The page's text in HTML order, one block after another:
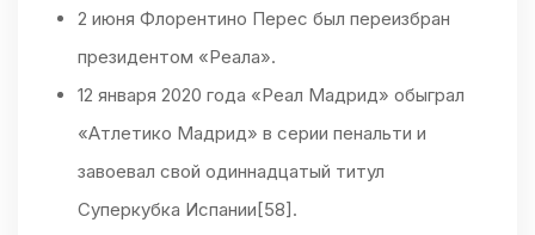
2 июня Флорентино Перес был переизбран
президентом «Реала».
12 января 2020 года «Реал Мадрид» обыграл
«Атлетико Мадрид» в серии пенальти и
завоевал свой одиннадцатый титул
Суперкубка Испании[58].